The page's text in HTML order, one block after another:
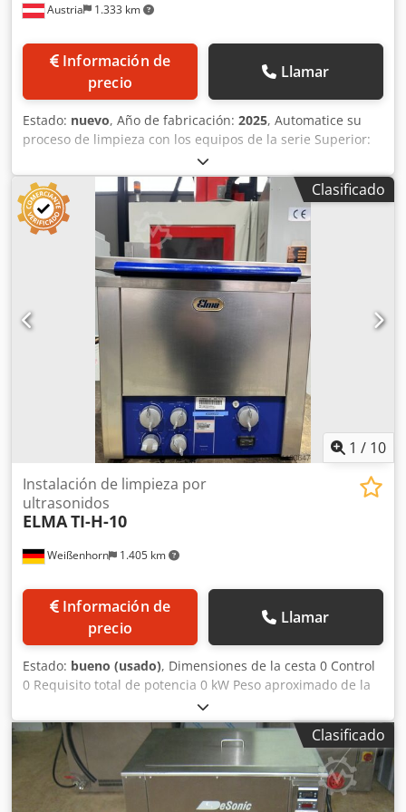
Austria 1.333 km
Información de
precio
Llamar
Estado: nuevo, Año de fabricación: 2025, Automatice su
proceso de limpieza con los equipos de la serie Superior:
dispositivo elevador con rejilla de soporte para manipular
las piezas de forma sencilla, sistemas de filtrado para la
separación de suciedad, exclusivo sistema de separación
de aceite (OPS) y panel táctil intuitivo. Modelos estándar
disponibles con capacidades de 150 L a 7.500 L. Capacidad
del depósito: 192 L Dimensiones exteriores: 1330 x 945 x
1490 mm Dimensiones útiles de la rejilla: 680 x 435 x 330
mm Peso de carga: 80 kg Frecuencia ultrasónica: 40 kHz
Dodpfof A Nq Hex Afmock Potencia ultrasónica: 1200 W
Clasificado
1 / 10
Weißenhorn 1.405 km
Instalación de limpieza por
ultrasonidos
ELMATI-H-10
Información de
precio
Llamar
Estado: bueno (usado), Dimensiones de la cesta 0 Control
0 Requisito total de potencia 0 kW Peso aproximado de la
máquina 0 t ELMA TI-H-10 Dispositivo de limpieza por
ultrasonido multifrecuencia Dedpfxeyfh Rtj Afmjck •
Ejecución multifrecuencia con 35/130 kHz: 35 kHz para
eliminar aceites y grasas de superficies duras como metal,
vidrio y piedras preciosas duras. 130 kHz para la limpieza
de superficies sensibles en joyería y electrónica. • Función
Clasificado